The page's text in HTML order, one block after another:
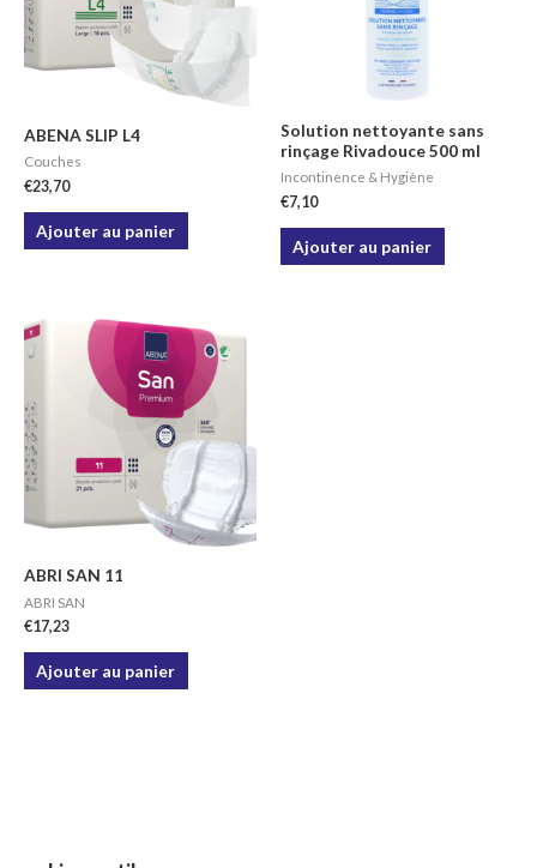
ABENA SLIP L4
Couches
€23,70
Ajouter au panier
Solution nettoyante sans
rinçage Rivadouce 500 ml
Incontinence & Hygiène
€7,10
Ajouter au panier
ABRI SAN 11
ABRI SAN
€17,23
Ajouter au panier